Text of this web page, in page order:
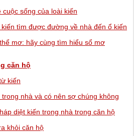
cuộc sống của loài kiến
​​tìm được đường về nhà đến ổ kiến
mơ: hãy cùng tìm hiểu sổ mơ
căn hộ
kiến
nhà và có nên sợ chúng không
diệt kiến ​​trong nhà trong căn hộ
khỏi căn hộ